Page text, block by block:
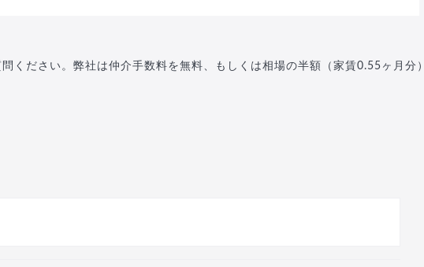
ください。弊社は仲介手数料を無料、もしくは相場の半額（家賃0.55ヶ月分）